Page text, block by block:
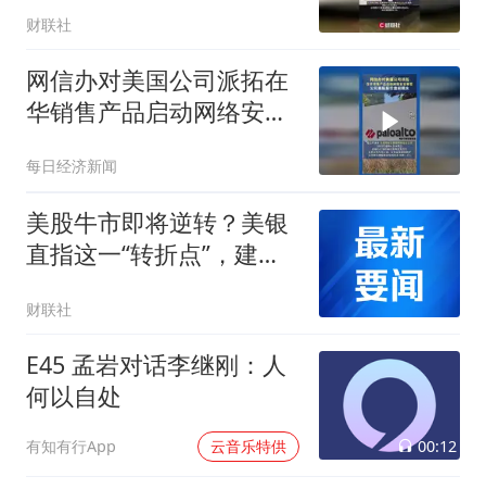
财联社
网信办对美国公司派拓在
华销售产品启动网络安全
跳水
每日经济新闻
美股牛市即将逆转？美银
直指这一“转折点”，建议
财联社
E45 孟岩对话李继刚：人
何以自处
有知有行App 云音乐特供 00:12